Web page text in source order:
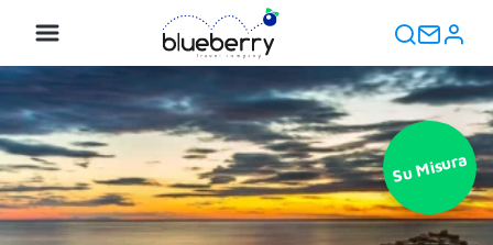
Su Misura